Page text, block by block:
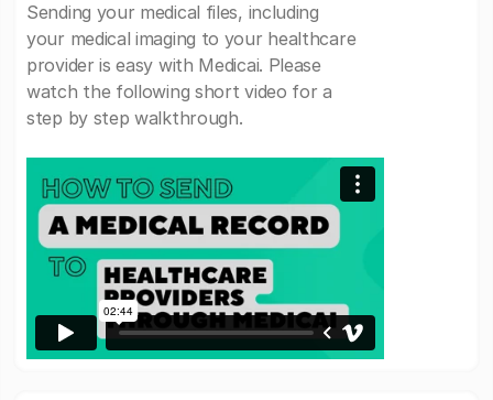
Sending your medical files, including
your medical imaging to your healthcare
provider is easy with Medicai. Please
watch the following short video for a
step by step walkthrough.